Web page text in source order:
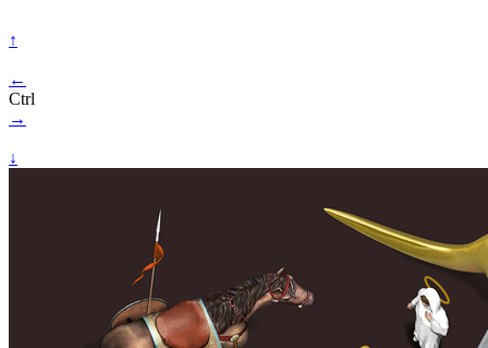
↑
←
Ctrl
→
↓